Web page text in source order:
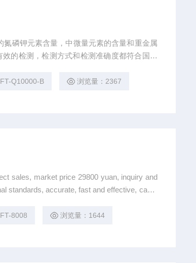
氮磷钾元素含量，中微量元素的含量和重金属
的检测，检测方式和检测准确度都符合国家
屏幕，大大的减少操作失误的概率。
Q10000-B 浏览量：2367
sales, market price 29800 yuan, inquiry and
standards, accurate, fast and effective, can b
8008 浏览量：1644